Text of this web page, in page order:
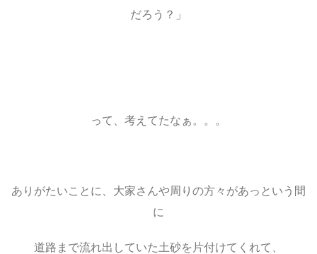
だろう？」
って、考えてたなぁ。。。
ありがたいことに、大家さんや周りの方々があっという間
に
道路まで流れ出していた土砂を片付けてくれて、